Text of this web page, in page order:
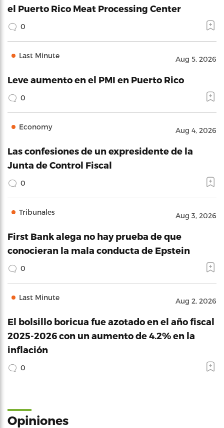
el Puerto Rico Meat Processing Center
0
Last Minute Aug 5, 2026
Leve aumento en el PMI en Puerto Rico
0
Economy Aug 4, 2026
Las confesiones de un expresidente de la
Junta de Control Fiscal
0
Tribunales Aug 3, 2026
First Bank alega no hay prueba de que
conocieran la mala conducta de Epstein
0
Last Minute Aug 2, 2026
El bolsillo boricua fue azotado en el año fiscal
2025-2026 con un aumento de 4.2% en la
inflación
0
Opiniones